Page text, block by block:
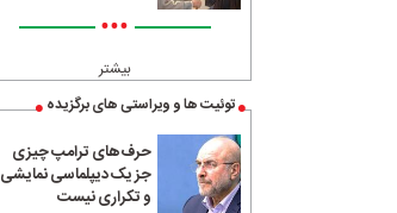
•••
بیشتر
توئیت ها و ویراستی های برگزیده
حرف‌های ترامپ چیزی
جز یک دیپلماسی نمایشی
و تکراری نیست